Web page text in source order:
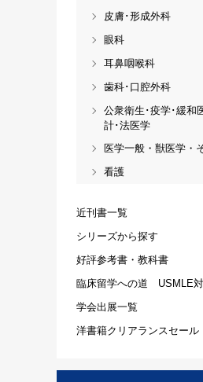
皮膚･形成外科
眼科
耳鼻咽喉科
歯科･口腔外科
公衆衛生･疫学･緩和
計･法医学
医学一般・獣医学・
看護
近刊書一覧
シリーズから探す
好評参考書・教科書
臨床留学への道 USMLE
学会出展一覧
洋書籍クリアランスセール